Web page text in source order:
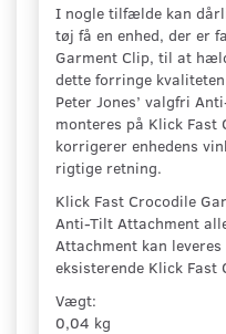
I nogle tilfælde kan
tøj få en enhed, der er
Garment Clip, til at
dette forringe
Peter Jones’ valgfri
monteres på Klick Fast
korrigerer enhedens
rigtige retning.
Klick Fast Crocodile
Anti-Tilt Attachment
Attachment kan
eksisterende Klick Fast
Vægt:
0,04 kg